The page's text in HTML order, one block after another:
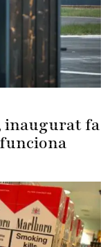
inaugurat fa
funciona